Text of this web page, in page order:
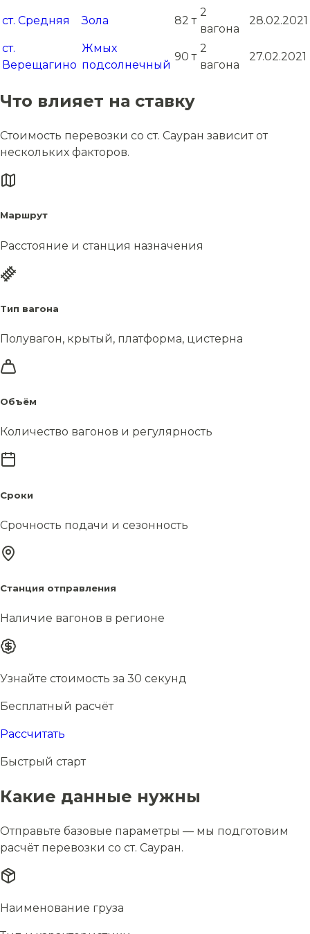
ст. Средняя Зола 82 т
2
вагона
28.02.2021
ст.
Верещагино
Жмых
подсолнечный
90 т
2
вагона
27.02.2021
Что влияет на ставку
Стоимость перевозки со ст. Сауран зависит от
нескольких факторов.
Маршрут
Расстояние и станция назначения
Тип вагона
Полувагон, крытый, платформа, цистерна
Объём
Количество вагонов и регулярность
Сроки
Срочность подачи и сезонность
Станция отправления
Наличие вагонов в регионе
Узнайте стоимость за 30 секунд
Бесплатный расчёт
Рассчитать
Быстрый старт
Какие данные нужны
Отправьте базовые параметры — мы подготовим
расчёт перевозки со ст. Сауран.
Наименование груза